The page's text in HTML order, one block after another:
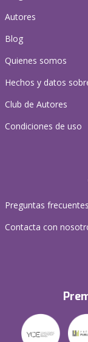
Autores
Blog
Quienes somos
Hechos y datos
Club de Autores
Condiciones de uso
Preguntas frecuentes
Contacta con